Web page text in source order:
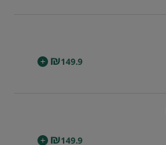
₪149.9
+
₪149.9
+